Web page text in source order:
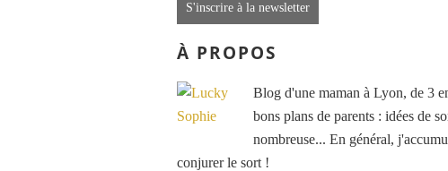
S'inscrire à la newsletter
À PROPOS
Blog d'une maman à Lyon, de 3
bons plans de parents : idées de
nombreuse... En général,
conjurer le sort !